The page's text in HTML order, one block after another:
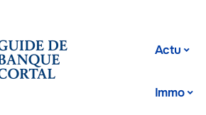
Actu
Immo